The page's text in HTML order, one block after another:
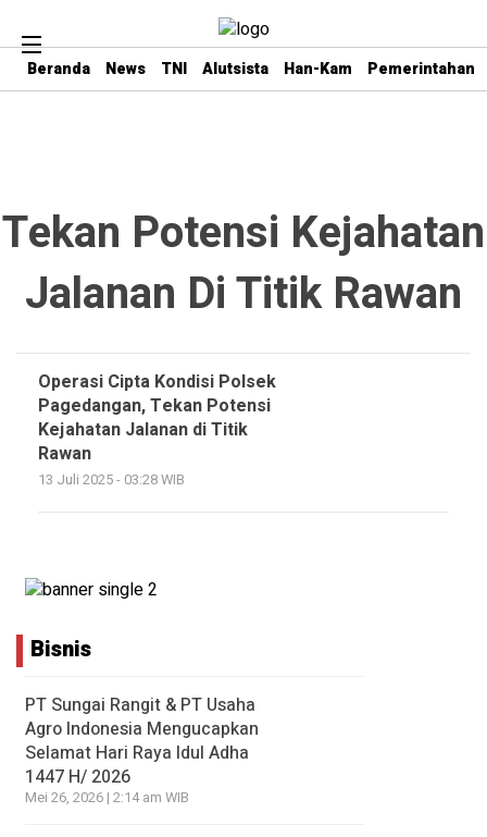
Beranda News TNI Alutsista Han-Kam Pemerintahan
Tekan Potensi Kejahatan
Jalanan Di Titik Rawan
Operasi Cipta Kondisi Polsek
Pagedangan, Tekan Potensi
Kejahatan Jalanan di Titik
Rawan
13 Juli 2025 - 03:28 WIB
Bisnis
PT Sungai Rangit & PT Usaha
Agro Indonesia Mengucapkan
Selamat Hari Raya Idul Adha
1447 H/ 2026
Mei 26, 2026 | 2:14 am WIB